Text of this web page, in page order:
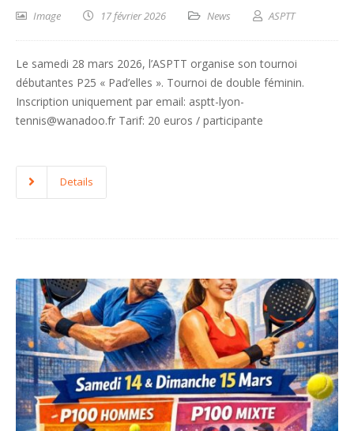
Image 17 février 2026 News ASPTT
Le samedi 28 mars 2026, l’ASPTT organise son tournoi
débutantes P25 « Pad’elles ». Tournoi de double féminin.
Inscription uniquement par email: asptt-lyon-
tennis@wanadoo.fr Tarif: 20 euros / participante
Details